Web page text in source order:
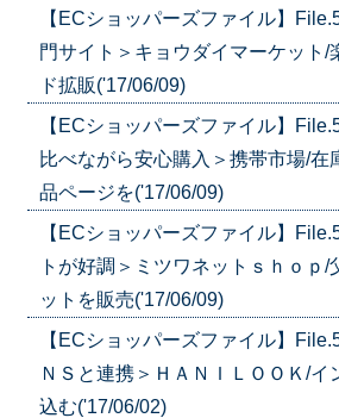
【ECショッパーズファイル】
門サイト＞キョウダイマーケット/
ド拡販('17/06/09)
【ECショッパーズファイル】
比べながら安心購入＞携帯市場/在
品ページを('17/06/09)
【ECショッパーズファイル】
トが好調＞ミツワネットｓｈｏｐ/
ットを販売('17/06/09)
【ECショッパーズファイル】
ＮＳと連携＞ＨＡＮＩＬＯＯＫ/イ
込む('17/06/02)